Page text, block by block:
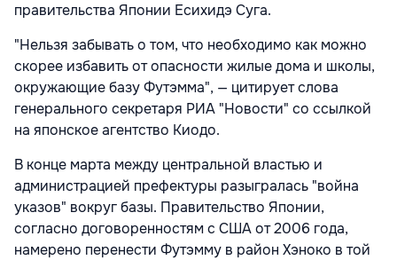
правительства Японии Есихидэ Суга.
"Нельзя забывать о том, что необходимо как можно
скорее избавить от опасности жилые дома и школы,
окружающие базу Футэмма", — цитирует слова
генерального секретаря РИА "Новости" со ссылкой
на японское агентство Киодо.
В конце марта между центральной властью и
администрацией префектуры разыгралась "война
указов" вокруг базы. Правительство Японии,
согласно договоренностям с США от 2006 года,
намерено перенести Футэмму в район Хэноко в той